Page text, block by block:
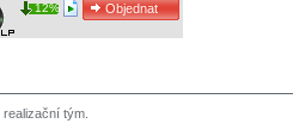
12%
realizační tým.